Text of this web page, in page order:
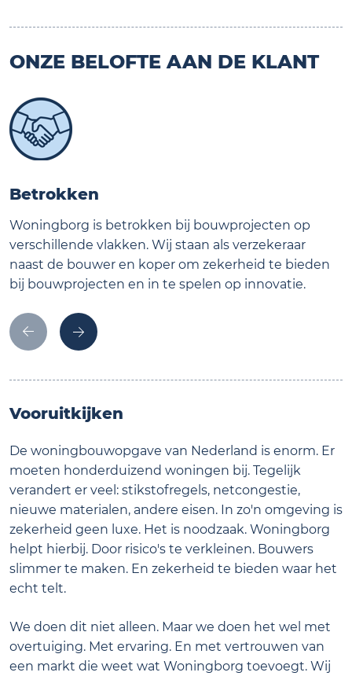
ONZE BELOFTE AAN DE KLANT
Betrokken
Woningborg is betrokken bij bouwprojecten op
verschillende vlakken. Wij staan als verzekeraar
naast de bouwer en koper om zekerheid te bieden
bij bouwprojecten en in te spelen op innovatie.
Vooruitkijken
De woningbouwopgave van Nederland is enorm. Er
moeten honderduizend woningen bij. Tegelijk
verandert er veel: stikstofregels, netcongestie,
nieuwe materialen, andere eisen. In zo'n omgeving is
zekerheid geen luxe. Het is noodzaak. Woningborg
helpt hierbij. Door risico's te verkleinen. Bouwers
slimmer te maken. En zekerheid te bieden waar het
echt telt.
We doen dit niet alleen. Maar we doen het wel met
overtuiging. Met ervaring. En met vertrouwen van
een markt die weet wat Woningborg toevoegt. Wij